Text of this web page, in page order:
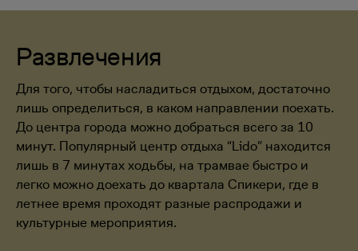
Развлечения
Для того, чтобы насладиться отдыхом, достаточно
лишь определиться, в каком направлении поехать.
До центра города можно добраться всего за 10
минут. Популярный центр отдыха “Lido” находится
лишь в 7 минутах ходьбы, на трамвае быстро и
легко можно доехать до квартала Спикери, где в
летнее время проходят разные распродажи и
культурные мероприятия.